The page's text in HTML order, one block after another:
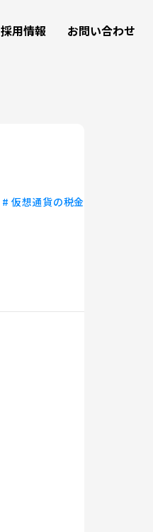
採用情報 お問い合わせ
# 仮想通貨の税金